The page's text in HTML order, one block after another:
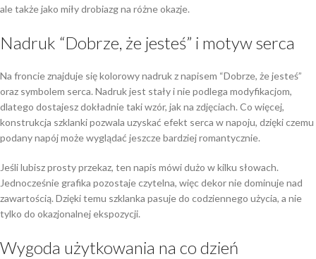
ale także jako miły drobiazg na różne okazje.
Nadruk “Dobrze, że jesteś” i motyw serca
Na froncie znajduje się kolorowy nadruk z napisem “Dobrze, że jesteś”
oraz symbolem serca. Nadruk jest stały i nie podlega modyfikacjom,
dlatego dostajesz dokładnie taki wzór, jak na zdjęciach. Co więcej,
konstrukcja szklanki pozwala uzyskać efekt serca w napoju, dzięki czemu
podany napój może wyglądać jeszcze bardziej romantycznie.
Jeśli lubisz prosty przekaz, ten napis mówi dużo w kilku słowach.
Jednocześnie grafika pozostaje czytelna, więc dekor nie dominuje nad
zawartością. Dzięki temu szklanka pasuje do codziennego użycia, a nie
tylko do okazjonalnej ekspozycji.
Wygoda użytkowania na co dzień